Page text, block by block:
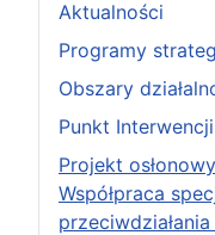
Aktualności
Programy
Obszary
Punkt
Projekt
Współpraca